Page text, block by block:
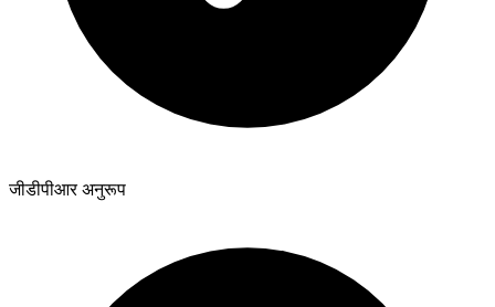
जीडीपीआर अनुरूप